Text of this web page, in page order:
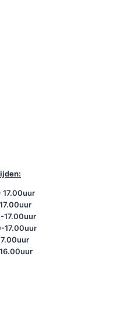
17.00uur
17.00uur